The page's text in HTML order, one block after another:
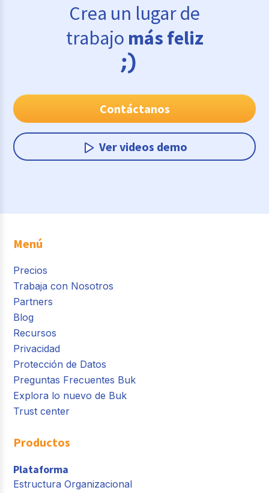
Crea un lugar de
trabajo más feliz
Contáctanos
Ver videos demo
Menú
Precios
Trabaja con Nosotros
Partners
Blog
Recursos
Privacidad
Protección de Datos
Preguntas Frecuentes Buk
Explora lo nuevo de Buk
Trust center
Productos
Plataforma
Estructura Organizacional